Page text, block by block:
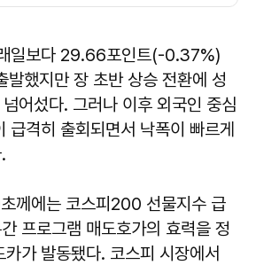
일보다 29.66포인트(-0.37%)
했지만 장 초반 상승 전환에 성
어섰다. 그러나 이후 외국인 중심
급격히 출회되면서 낙폭이 빠르게
께에는 코스피200 선물지수 급
프로그램 매도호가의 효력을 정
가 발동됐다. 코스피 시장에서